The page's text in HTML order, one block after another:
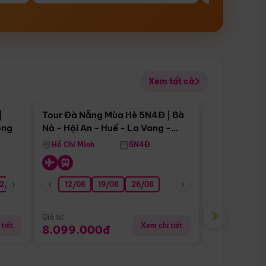
Xem tất cả
08 26/08 05/09 09/09 12/09
tiết
Điểm nổi bật
Tour Đà Nẵng Mùa Hè 5N4Đ | Bà
Nà - Hội An - Huế - La Vang -
Động Thiên Đường
Hồ Chí Minh 5N4Đ
12/08 19/08 26/08
Giá từ:
8.099.000đ Xem chi tiết
Giá từ:
›